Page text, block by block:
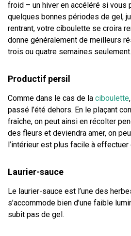
froid – un hiver en accéléré si vous
quelques bonnes périodes de gel,
rentrant, votre ciboulette se croira
donne généralement de meilleurs
trois ou quatre semaines seulement.
Productif persil
Comme dans le cas de la ciboulette
passé l’été dehors. En le plaçant
fraîche, on peut ainsi en récolter
des fleurs et deviendra amer, on
l’intérieur est plus facile à
Laurier-sauce
Le laurier-sauce est l’une des
s’accommode bien d’une faible
subit pas de gel.